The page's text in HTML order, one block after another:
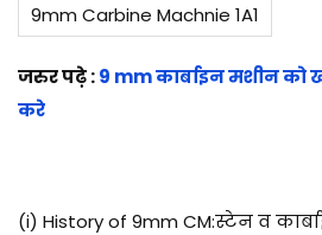
9mm Carbine Machnie 1A1
जरुर पढ़े :9 mm कार्बाइन मशीन
करे
(i) History of 9mm CM:स्टेन व